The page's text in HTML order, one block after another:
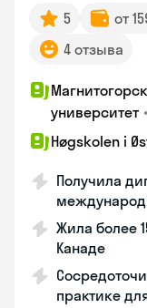
5 от
4 отзыва
университет •
Høgskolen i
Получила
Жила более
Канаде
практике